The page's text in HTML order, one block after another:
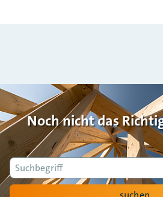
Noch nicht das
Suche